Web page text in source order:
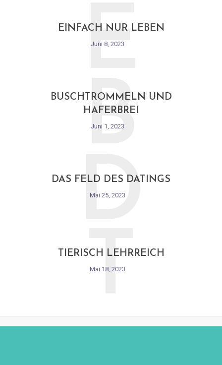
EINFACH NUR LEBEN
Juni 8, 2023
E
BUSCHTROMMELN UND
HAFERBREI
Juni 1, 2023
B
DAS FELD DES DATINGS
Mai 25, 2023
D
TIERISCH LEHRREICH
Mai 18, 2023
T